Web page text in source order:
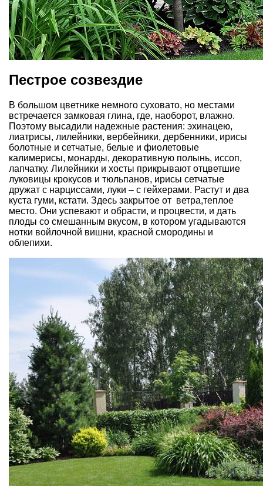
Пестрое созвездие
В большом цветнике немного суховато, но местами
встречается замковая глина, где, наоборот, влажно.
Поэтому высадили надежные растения: эхинацею,
лиатрисы, лилейники, вербейники, дербенники, ирисы
болотные и сетчатые, белые и фиолетовые
калимерисы, монарды, декоративную полынь, иссоп,
лапчатку. Лилейники и хосты прикрывают отцветшие
луковицы крокусов и тюльпанов, ирисы сетчатые
дружат с нарциссами, луки – с гейхерами. Растут и два
куста гуми, кстати. Здесь закрытое от ветра,теплое
место. Они успевают и обрасти, и процвести, и дать
плоды со смешанным вкусом, в котором угадываются
нотки войлочной вишни, красной смородины и
облепихи.